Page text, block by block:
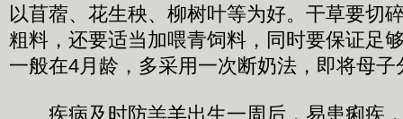
以苜蓿、花生秧、柳树叶等为好。干草要切
粗料，还要适当加喂青饲料，同时要保证足
一般在4月龄，多采用一次断奶法，即将母
疾病及时防羔羊出生一周后，易患痢疾